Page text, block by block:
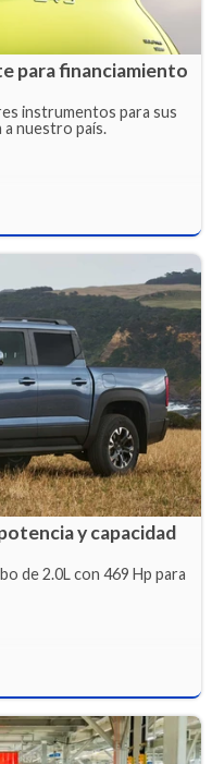
para financiamiento
instrumentos para sus
a nuestro país.
y capacidad
de 2.0L con 469 Hp para